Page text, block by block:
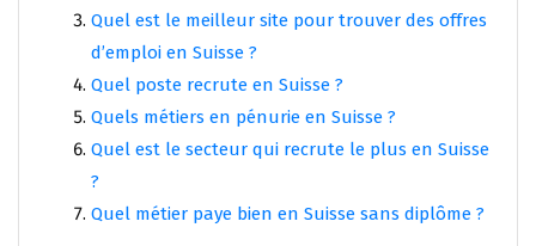
Quel est le meilleur site pour trouver des offres
d’emploi en Suisse ?
Quel poste recrute en Suisse ?
Quels métiers en pénurie en Suisse ?
Quel est le secteur qui recrute le plus en Suisse
?
Quel métier paye bien en Suisse sans diplôme ?